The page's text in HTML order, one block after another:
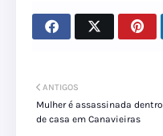
ANTIGOS
Mulher é assassinada dentro
de casa em Canavieiras